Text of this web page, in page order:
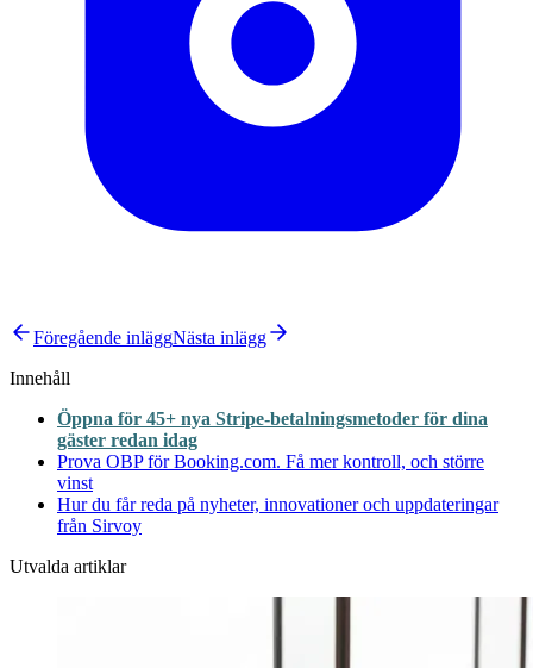
Föregående inläggNästa inlägg
Innehåll
Öppna för 45+ nya Stripe-betalningsmetoder för dina
gäster redan idag
Prova OBP för Booking.com. Få mer kontroll, och större
vinst
Hur du får reda på nyheter, innovationer och uppdateringar
från Sirvoy
Utvalda artiklar